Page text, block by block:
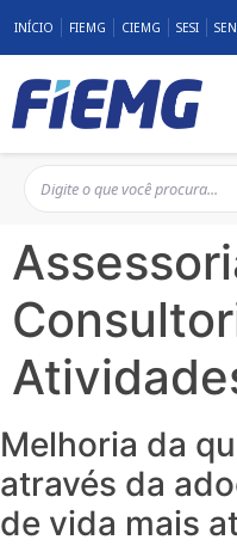
INÍCIO FIEMG CIEMG SESI
Melhoria da
através da
de vida mais